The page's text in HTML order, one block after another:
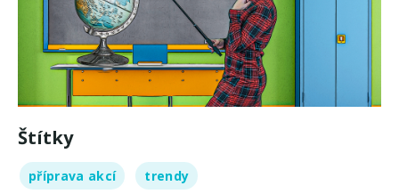
Štítky
příprava akcí trendy